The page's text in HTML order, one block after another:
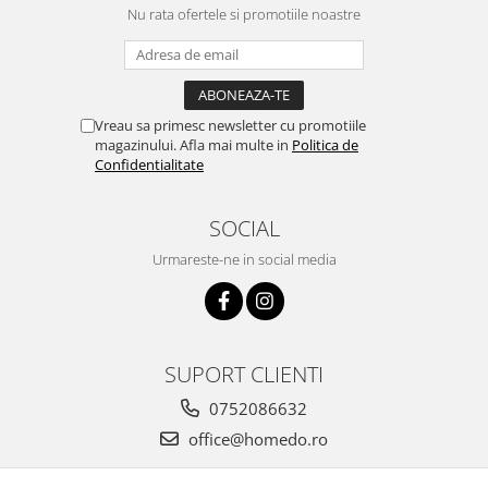
Nu rata ofertele si promotiile noastre
Vreau sa primesc newsletter cu promotiile
magazinului. Afla mai multe in Politica de
Confidentialitate
SOCIAL
Urmareste-ne in social media
SUPORT CLIENTI
0752086632
office@homedo.ro